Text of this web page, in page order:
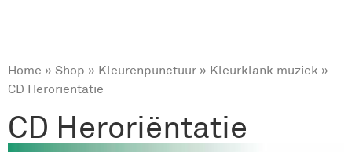
Home » Shop » Kleurenpunctuur » Kleurklank muziek »
CD Heroriëntatie
CD Heroriëntatie